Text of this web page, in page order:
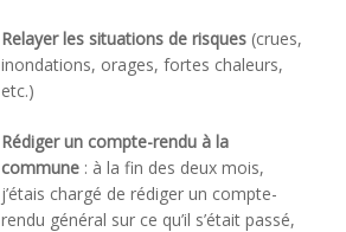
Relayer les situations de risques(crues,
inondations, orages, fortes chaleurs,
etc.)
Rédiger un compte-rendu à la
commune : à la fin des deux mois,
j’étais chargé de rédiger un compte-
rendu général sur ce qu’il s’était passé,